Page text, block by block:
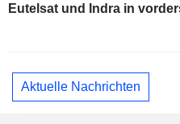
Eutelsat und Indra in
Aktuelle Nachrichten